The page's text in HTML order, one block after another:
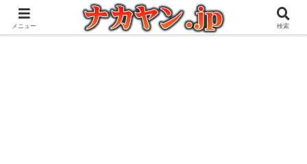
アウトドアとガジェット好きな管理人の愉快な日々を綴るブログ
メニュー 検索